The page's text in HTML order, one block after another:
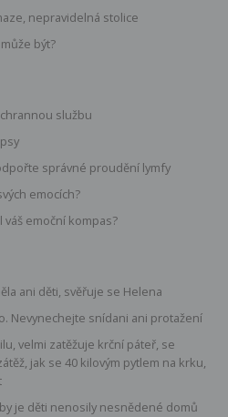
nepravidelná stolice
být?
službu
správné proudění lymfy
emocích?
váš emoční kompas?
ani děti, svěřuje se Helena
Nevynechejte snídani ani protažení
velmi zatěžuje krční páteř, se
jak se 40 kilovým pytlem na krku,
je děti nenosily nesnědené domů